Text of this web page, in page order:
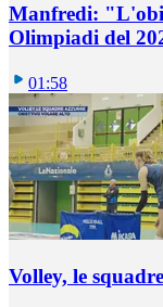
Manfredi:
Olimpiadi del
01:58
Volley, le